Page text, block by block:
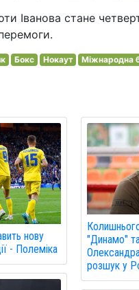
Іванова стане
Бокс Нокаут Міжнародна
нову
- Полеміка
"Динамо" та
розшук у